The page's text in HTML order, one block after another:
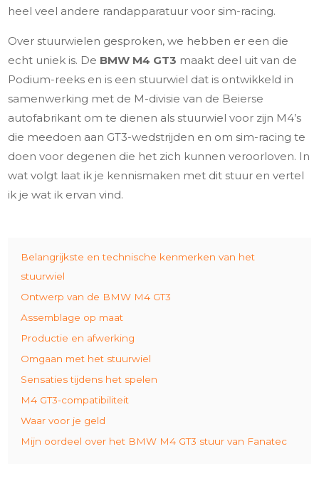
heel veel andere randapparatuur voor sim-racing.
Over stuurwielen gesproken, we hebben er een die
echt uniek is. De BMW M4 GT3 maakt deel uit van de
Podium-reeks en is een stuurwiel dat is ontwikkeld in
samenwerking met de M-divisie van de Beierse
autofabrikant om te dienen als stuurwiel voor zijn M4’s
die meedoen aan GT3-wedstrijden en om sim-racing te
doen voor degenen die het zich kunnen veroorloven. In
wat volgt laat ik je kennismaken met dit stuur en vertel
ik je wat ik ervan vind.
Belangrijkste en technische kenmerken van het
stuurwiel
Ontwerp van de BMW M4 GT3
Assemblage op maat
Productie en afwerking
Omgaan met het stuurwiel
Sensaties tijdens het spelen
M4 GT3-compatibiliteit
Waar voor je geld
Mijn oordeel over het BMW M4 GT3 stuur van Fanatec